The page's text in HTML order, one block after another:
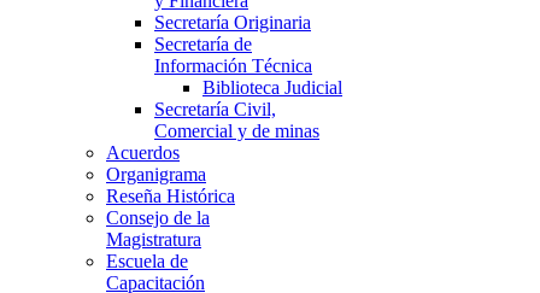
Secretaría Originaria
Secretaría de
Información Técnica
Biblioteca Judicial
Secretaría Civil,
Comercial y de minas
Acuerdos
Organigrama
Reseña Histórica
Consejo de la
Magistratura
Escuela de
Capacitación